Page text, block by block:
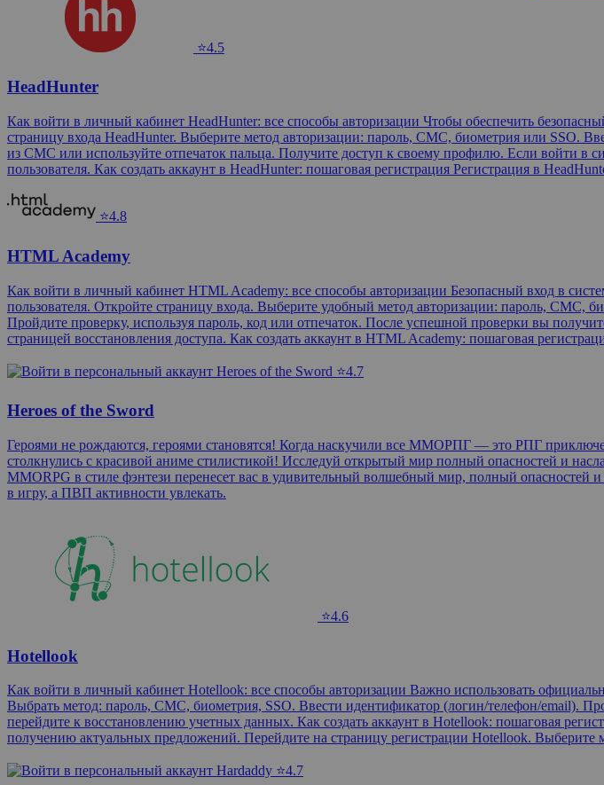
⭐4.5
HeadHunter
Как войти в личный кабинет HeadHunter: все способы авторизации Чтобы обеспечить
страницу входа HeadHunter. Выберите метод авторизации: пароль, СМС, биометрия или SSO.
из СМС или используйте отпечаток пальца. Получите доступ к своему профилю. Если войти в
пользователя. Как создать аккаунт в HeadHunter: пошаговая регистрация Регистрация в
⭐4.8
HTML Academy
Как войти в личный кабинет HTML Academy: все способы авторизации Безопасный вход в
пользователя. Откройте страницу входа. Выберите удобный метод авторизации: пароль, СМС,
Пройдите проверку, используя пароль, код или отпечаток. После успешной проверки вы
страницей восстановления доступа. Как создать аккаунт в HTML Academy: пошаговая
⭐4.7
Heroes of the Sword
Героями не рождаются, героями становятся! Когда наскучили все ММОРПГ — это РПГ
столкнулись с красивой аниме стилистикой! Исследуй открытый мир полный опасностей и
MMORPG в стиле фэнтези перенесет вас в удивительный волшебный мир, полный
в игру, а ПВП активности увлекать.
⭐4.6
Hotellook
Как войти в личный кабинет Hotellook: все способы авторизации Важно использовать
Выбрать метод: пароль, СМС, биометрия, SSO. Ввести идентификатор (логин/телефон/email).
перейдите к восстановлению учетных данных. Как создать аккаунт в Hotellook: пошаговая
получению актуальных предложений. Перейдите на страницу регистрации Hotellook. Выберите
⭐4.7